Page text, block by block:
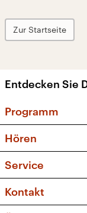
Zur Startseite
Entdecken Sie
Programm
Musikliste
Kakadu –
Hören
Service
FAQ
Apps
Kontakt